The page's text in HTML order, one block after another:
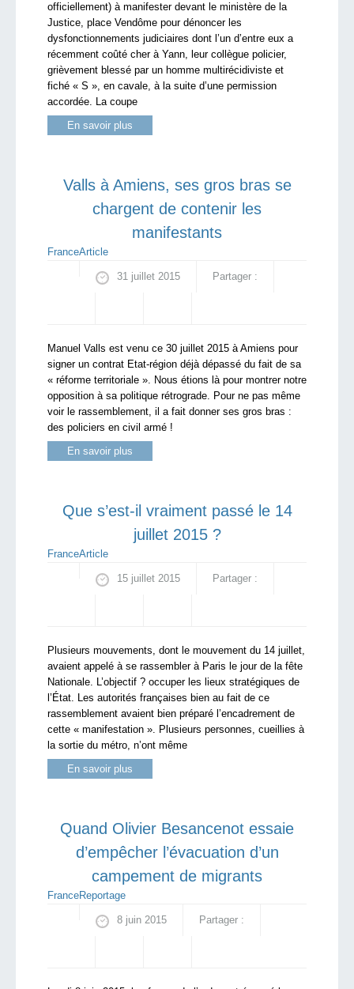
officiellement) à manifester devant le ministère de la
Justice, place Vendôme pour dénoncer les
dysfonctionnements judiciaires dont l’un d’entre eux a
récemment coûté cher à Yann, leur collègue policier,
grièvement blessé par un homme multirécidiviste et
fiché « S », en cavale, à la suite d’une permission
accordée. La coupe
En savoir plus
Valls à Amiens, ses gros bras se
chargent de contenir les
manifestants
FranceArticle
31 juillet 2015 Partager :
Manuel Valls est venu ce 30 juillet 2015 à Amiens pour
signer un contrat Etat-région déjà dépassé du fait de sa
« réforme territoriale ». Nous étions là pour montrer notre
opposition à sa politique rétrograde. Pour ne pas même
voir le rassemblement, il a fait donner ses gros bras :
des policiers en civil armé !
En savoir plus
Que s’est-il vraiment passé le 14
juillet 2015 ?
FranceArticle
15 juillet 2015 Partager :
Plusieurs mouvements, dont le mouvement du 14 juillet,
avaient appelé à se rassembler à Paris le jour de la fête
Nationale. L’objectif ? occuper les lieux stratégiques de
l’État. Les autorités françaises bien au fait de ce
rassemblement avaient bien préparé l’encadrement de
cette « manifestation ». Plusieurs personnes, cueillies à
la sortie du métro, n’ont même
En savoir plus
Quand Olivier Besancenot essaie
d’empêcher l’évacuation d’un
campement de migrants
FranceReportage
8 juin 2015 Partager :